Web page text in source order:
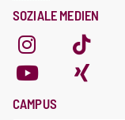
SOZIALE MEDIEN
CAMPUS